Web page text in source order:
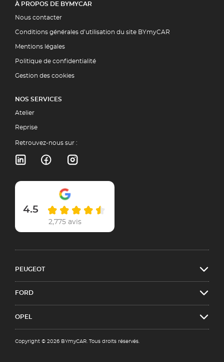
À PROPOS DE BYMYCAR
Nous contacter
Conditions générales d’utilisation du site BYmyCAR
Mentions légales
Politique de confidentialité
Gestion des cookies
NOS SERVICES
Atelier
Reprise
Retrouvez-nous sur :
4.5
2,775 avis
PEUGEOT
FORD
OPEL
Copyright © 2026 BYmyCAR. Tous droits réservés.